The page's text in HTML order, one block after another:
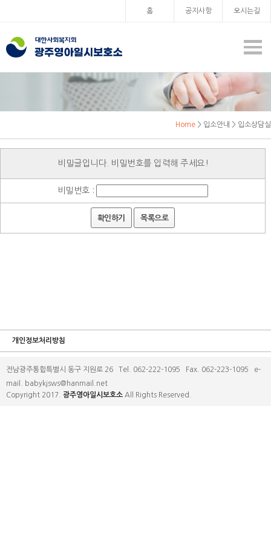
홈 공지사항 오시는길
Home > 입소안내 > 입소상담실
비밀글입니다. 비밀번호를 입력해 주세요!
비밀번호 :
확인하기 목록으로
개인정보처리방침
전남광주통합특별시 동구 지원로 26 Tel. 062-222-1095 Fax. 062-223-1095 e-
mail. babykjsws@hanmail.net
Copyright 2017. 광주영아일시보호소 All Rights Reserved.